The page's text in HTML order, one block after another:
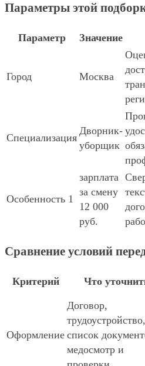
Параметры этой
Параметр Значение
Город Москва
Специализация
Дворник-
уборщик
Особенность 1
зарплата
за смену
12 000
руб.
Сравнение условий
Критерий Что
Оформление
Договор,
трудоустройство,
список
медосмотр и